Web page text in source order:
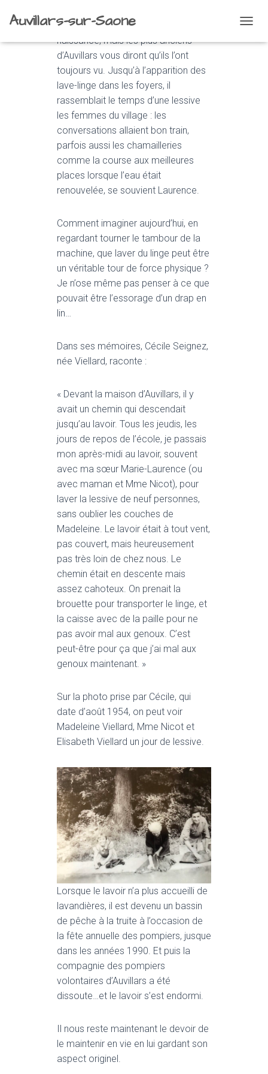
Auvillars-sur-Saone
U
On ne connaît pas sa date de
naissance, mais les plus anciens
d’Auvillars vous diront qu’ils l’ont
toujours vu. Jusqu’à l’apparition des
lave-linge dans les foyers, il
rassemblait le temps d’une lessive
les femmes du village : les
conversations allaient bon train,
parfois aussi les chamailleries
comme la course aux meilleures
places lorsque l’eau était
renouvelée, se souvient Laurence.
Comment imaginer aujourd’hui, en
regardant tourner le tambour de la
machine, que laver du linge peut être
un véritable tour de force physique ?
Je n’ose même pas penser à ce que
pouvait être l’essorage d’un drap en
lin…
Dans ses mémoires, Cécile Seignez,
née Viellard, raconte :
« Devant la maison d’Auvillars, il y
avait un chemin qui descendait
jusqu’au lavoir. Tous les jeudis, les
jours de repos de l’école, je passais
mon après-midi au lavoir, souvent
avec ma sœur Marie-Laurence (ou
avec maman et Mme Nicot), pour
laver la lessive de neuf personnes,
sans oublier les couches de
Madeleine. Le lavoir était à tout vent,
pas couvert, mais heureusement
pas très loin de chez nous. Le
chemin était en descente mais
assez cahoteux. On prenait la
brouette pour transporter le linge, et
la caisse avec de la paille pour ne
pas avoir mal aux genoux. C’est
peut-être pour ça que j’ai mal aux
genoux maintenant. »
Sur la photo prise par Cécile, qui
date d’août 1954, on peut voir
Madeleine Viellard, Mme Nicot et
Elisabeth Viellard un jour de lessive.
Lorsque le lavoir n’a plus accueilli de
lavandières, il est devenu un bassin
de pêche à la truite à l’occasion de
la fête annuelle des pompiers, jusque
dans les années 1990. Et puis la
compagnie des pompiers
volontaires d’Auvillars a été
dissoute…et le lavoir s’est endormi.
Il nous reste maintenant le devoir de
le maintenir en vie en lui gardant son
aspect originel.